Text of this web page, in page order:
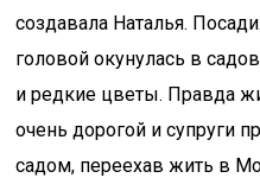
создавала Наталья.
головой окунулась в
и редкие цветы. Правда
очень дорогой и супруги
садом, переехав жить в